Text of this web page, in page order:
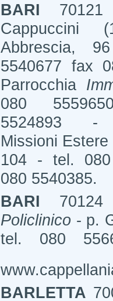
BARI
Abbrescia,
5540677 fax
Parrocchia
080
5524893 -
Missioni
104 - tel.
080 5540385.
BARI
Policlinico - p.
tel. 080
BARLETTA